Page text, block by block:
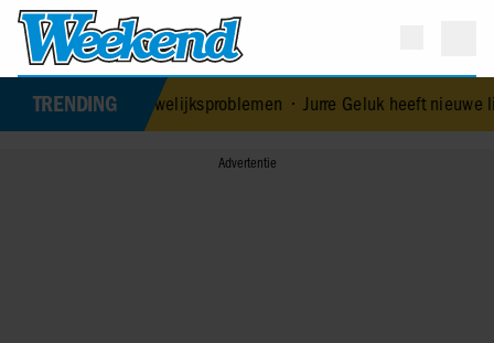
TRENDING
ontkent huwelijksproblemen• Jurre Geluk heeft nieuwe